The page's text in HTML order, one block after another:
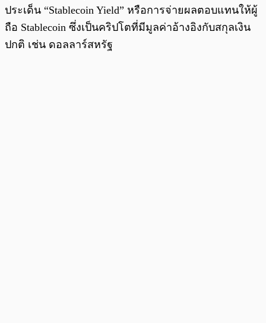
ประเด็น “Stablecoin Yield” หรือการจ่ายผลตอบแทนให้ผู้
ถือ Stablecoin ซึ่งเป็นคริปโตที่มีมูลค่าอ้างอิงกับสกุลเงิน
ปกติ เช่น ดอลลาร์สหรัฐ